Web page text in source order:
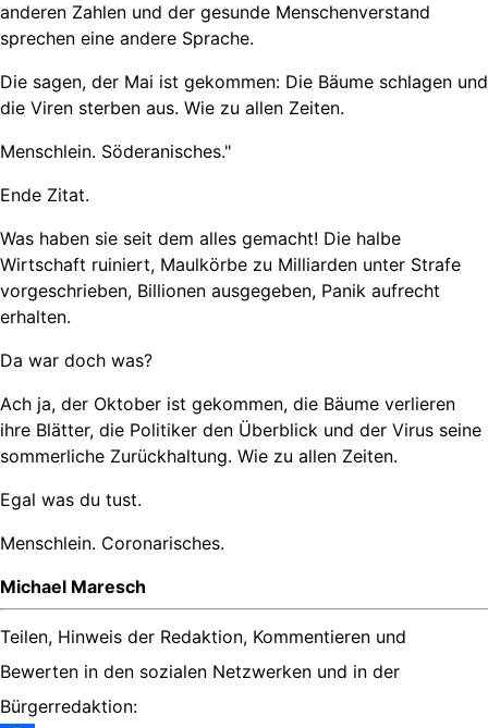
anderen Zahlen und der gesunde Menschenverstand
sprechen eine andere Sprache.
Die sagen, der Mai ist gekommen: Die Bäume schlagen und
die Viren sterben aus. Wie zu allen Zeiten.
Menschlein. Söderanisches."
Ende Zitat.
Was haben sie seit dem alles gemacht! Die halbe
Wirtschaft ruiniert, Maulkörbe zu Milliarden unter Strafe
vorgeschrieben, Billionen ausgegeben, Panik aufrecht
erhalten.
Da war doch was?
Ach ja, der Oktober ist gekommen, die Bäume verlieren
ihre Blätter, die Politiker den Überblick und der Virus seine
sommerliche Zurückhaltung. Wie zu allen Zeiten.
Egal was du tust.
Menschlein. Coronarisches.
Michael Maresch
Teilen, Hinweis der Redaktion, Kommentieren und
Bewerten in den sozialen Netzwerken und in der
Bürgerredaktion: